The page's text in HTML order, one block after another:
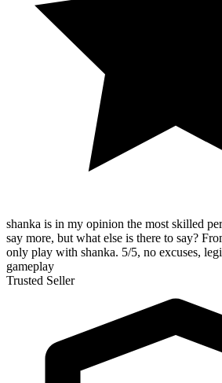
shanka is in my opinion the most skilled
say more, but what else is there to say?
only play with shanka. 5/5, no excuses,
gameplay
Trusted Seller